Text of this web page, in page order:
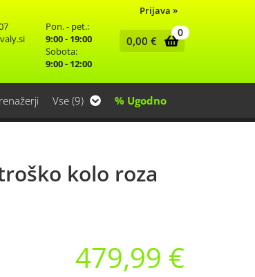
Prijava »
valy.si
Pon. - pet.:
9:00 - 19:00
Sobota:
9:00 - 12:00
0
0,00 €
Vse (9) % Ugodno
kolo roza
479,99 €